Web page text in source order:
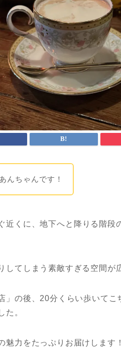
んちゃんです！
近く に、地下へ と 降りる 階段
してしまう素敵すぎる空間が
」の後、20分くらい歩いてこ
た。
魅力をたっぷりお届けします！